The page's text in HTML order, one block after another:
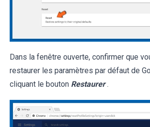
Dans la fenêtre ouverte, confirmer que
restaurer les paramètres par défaut de
cliquant le bouton Restaurer .